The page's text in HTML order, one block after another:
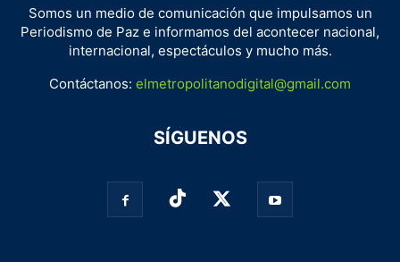
Somos un medio de comunicación que impulsamos un
Periodismo de Paz e informamos del acontecer nacional,
internacional, espectáculos y mucho más.
Contáctanos: elmetropolitanodigital@gmail.com
SÍGUENOS